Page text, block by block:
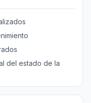
del estado de la